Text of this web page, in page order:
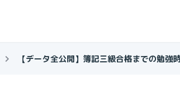
【データ全公開】簿記三級合格までの勉強